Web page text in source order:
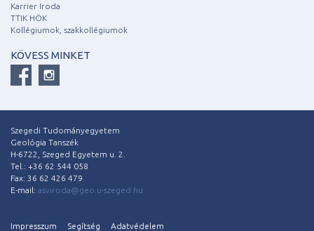
Karrier Iroda
TTIK HÖK
Kollégiumok, szakkollégiumok
KÖVESS MINKET
Szegedi Tudományegyetem
Geológia Tanszék
H-6722, Szeged Egyetem u. 2.
Tel.: +36 62 544 058
Fax: 36 62 426 479
E-mail: asviroda@geo.u-szeged.hu
Impresszum Segítség Adatvédelem